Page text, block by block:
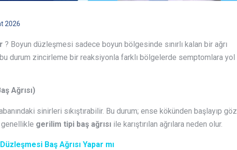
2026
? Boyun düzleşmesi sadece boyun bölgesinde sınırlı kalan bir ağrı
durum zincirleme bir reaksiyonla farklı bölgelerde semptomlara yol
Ağrısı)
sinirleri sıkıştırabilir. Bu durum; ense kökünden başlayıp göz
genellikle gerilim tipi baş ağrısı ile karıştırılan ağrılara neden olur.
Baş Ağrısı Yapar mı